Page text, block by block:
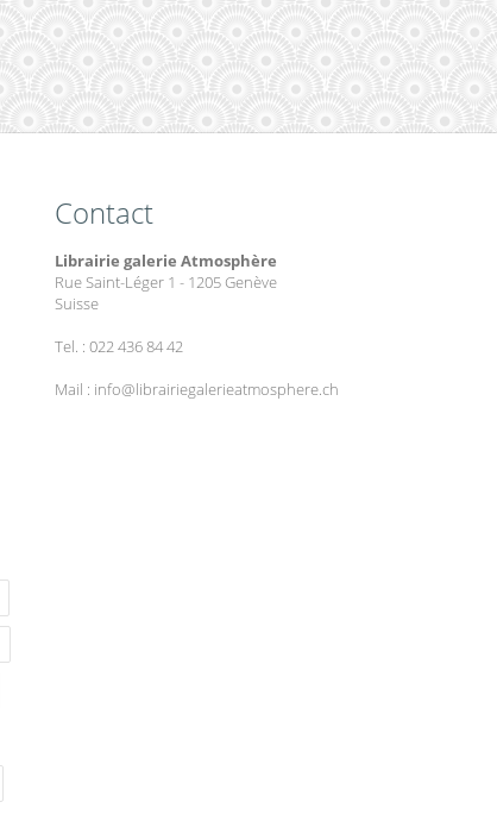
Contact
Librairie galerie Atmosphère
Rue Saint-Léger 1 - 1205 Genève
Suisse
Tel. : 022 436 84 42
Mail : info@librairiegalerieatmosphere.ch